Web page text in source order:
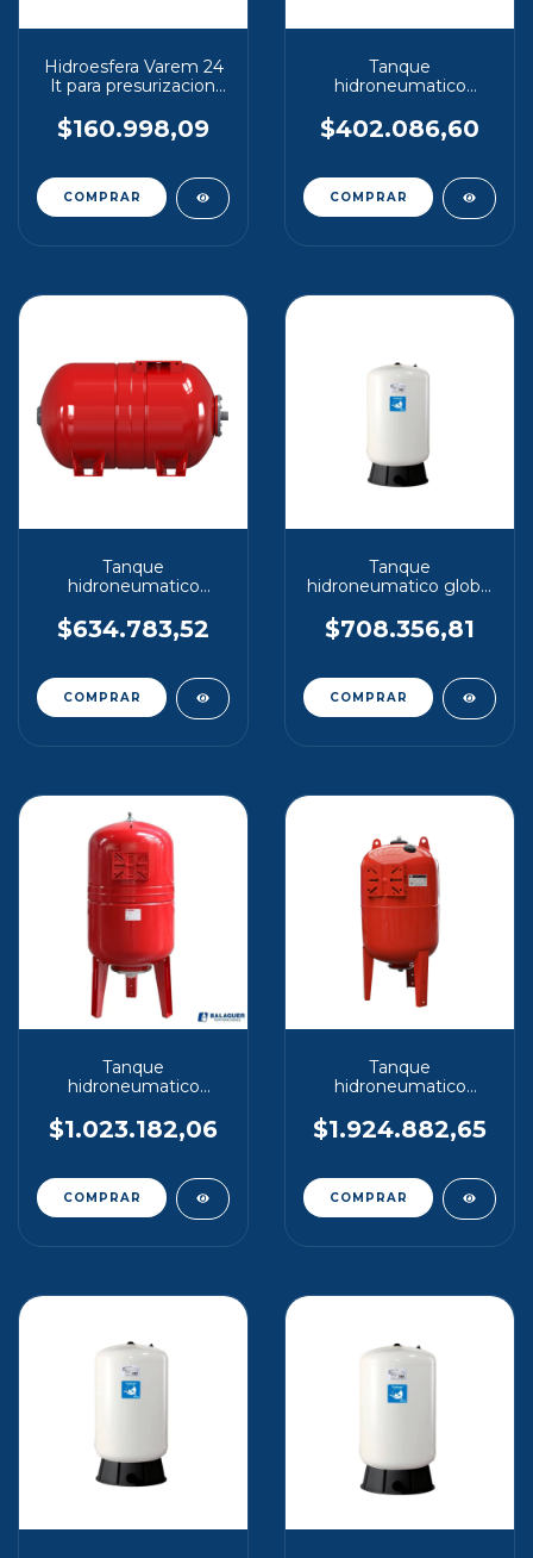
Hidroesfera Varem 24
lt para presurizacion
$160.998,09
Tanque
hidroneumatico
horizontal
$402.086,60
Tanque
hidroneumatico
horizontal
$634.783,52
Tanque
hidroneumatico global
vertical
$708.356,81
Tanque
hidroneumatico
vertical
$1.023.182,06
Tanque
hidroneumatico
vertical
$1.924.882,65